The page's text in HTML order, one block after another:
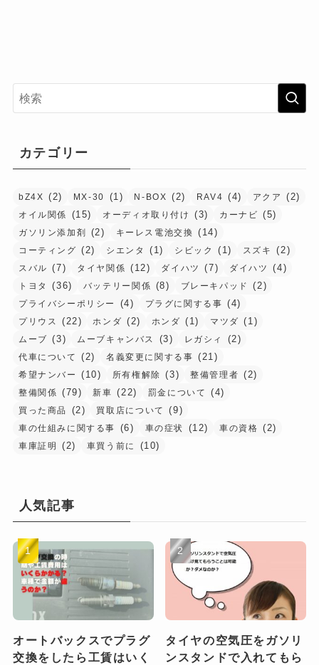
カテゴリー
bZ4X (2) MX-30 (1) N-BOX (2) RAV4 (4) アクア (2)
オイル関係 (15) オーディオ取り付け (3) カーナビ (5)
ガソリン添加剤 (2) キーレス電池交換 (14)
コーティング (2) シエンタ (1) シビック (1) スズキ (2)
スバル (7) タイヤ関係 (12) ダイハツ (7) ダイハツ (4)
トヨタ (36) バッテリー関係 (8) ブレーキパッド (2)
プライバシーポリシー (4) プラグに関する事 (4)
プリウス (22) ホンダ (2) ホンダ (1) マツダ (1)
ムーブ (3) ムーブキャンバス (3) レガシィ (2)
代車について (2) 名義変更に関する事 (21)
希望ナンバー (10) 所有権解除 (3) 整備管理者 (2)
整備関係 (79) 新車 (22) 罰金について (4)
買った商品 (2) 買取店について (9)
車の仕組みに関する事 (6) 車の症状 (12) 車の資格 (2)
車庫証明 (2) 車買う前に (10)
人気記事
オートバックスでプラグ
交換をしたら工賃はいく
タイヤの空気圧をガソリ
ンスタンドで入れてもら